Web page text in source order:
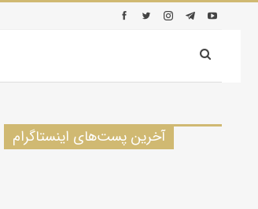
آخرین پست‌های اینستاگرام